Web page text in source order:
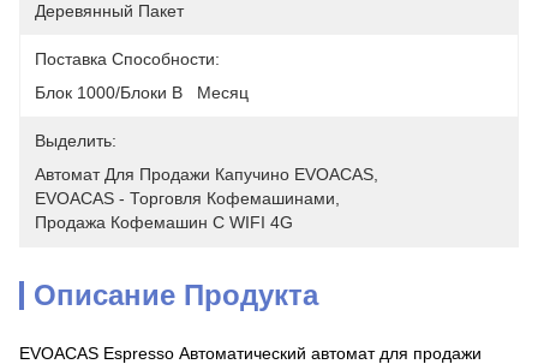
Деревянный Пакет
Поставка Способности:
Блок 1000/блоки В   Месяц
Выделить:
Автомат Для Продажи Капучино EVOACAS
EVOACAS - Торговля Кофемашинами
Продажа Кофемашин С WIFI 4G
Описание Продукта
EVOACAS Espresso Автоматический автомат для продажи